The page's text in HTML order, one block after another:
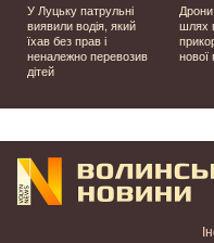
У Луцьку патрульні
виявили водія, який
їхав без прав і
неналежно перевозив
дітей
шлях
нової